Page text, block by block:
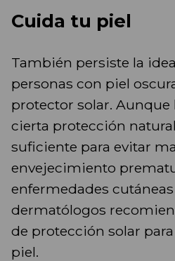
Cuida tu piel
También persiste la
personas con piel
protector solar.
cierta protección
suficiente para evitar
envejecimiento
enfermedades
dermatólogos
de protección solar
piel.